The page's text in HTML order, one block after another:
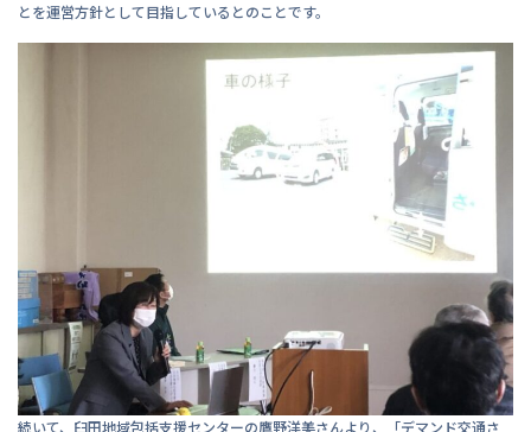
とを運営方針として目指しているとのことです。
続いて、臼田地域包括支援センターの鷹野洋美さんより、「デマンド交通さ